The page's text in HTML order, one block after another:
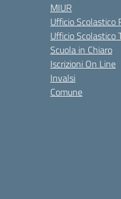
MIUR
Ufficio Scolastico
Ufficio Scolastico
Scuola in Chiaro
Iscrizioni On Line
Invalsi
Comune